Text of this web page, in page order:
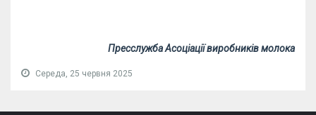
Пресслужба Асоціації виробників молока
Середа, 25 червня 2025